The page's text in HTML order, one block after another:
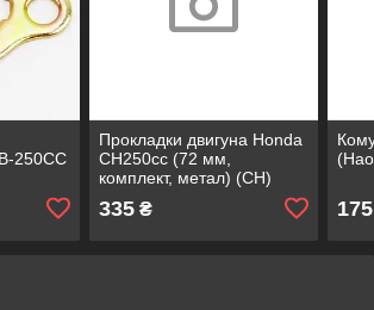
250CC
Прокладки двигуна Honda
CH250cc (72 мм,
комплект, метал) (СН)
335₴ 175